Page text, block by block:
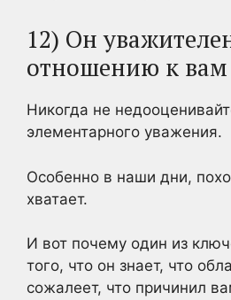
12) Он
отношению к вам
Никогда не
элементарного уважения.
Особенно в наши дни,
хватает.
И вот почему один из
того, что он знает, что
сожалеет, что причинил